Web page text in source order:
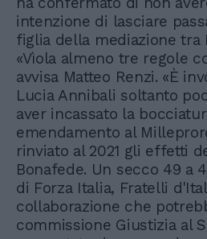
intenzione di lasciare
figlia della mediazione tra
«Vìola almeno tre regole
avvisa Matteo Renzi. «È
Lucia Annibali soltanto
aver incassato la
emendamento al
rinviato al 2021 gli effetti
Bonafede. Un secco 49 a
di Forza Italia, Fratelli
collaborazione che
commissione Giustizia al